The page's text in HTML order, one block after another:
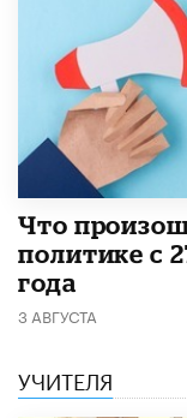
​Что
политике с
года
3 АВГУСТА
УЧИТЕЛЯ